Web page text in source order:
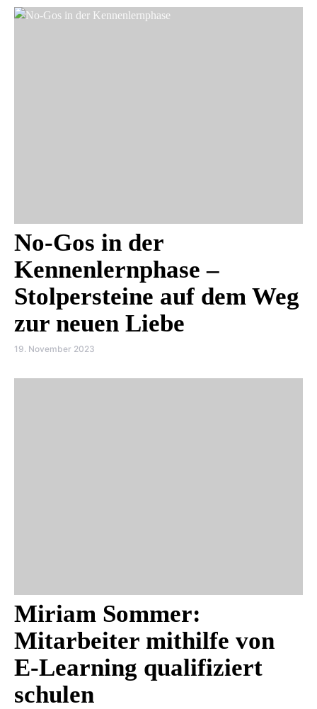
No-Gos in der
Kennenlernphase –
Stolpersteine auf dem Weg
zur neuen Liebe
19. November 2023
Miriam Sommer:
Mitarbeiter mithilfe von
E-Learning qualifiziert
schulen